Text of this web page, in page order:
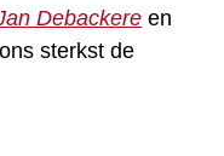
Debackere en
sterkst de